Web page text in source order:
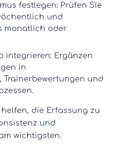
festlegen: Prüfen Sie
und
monatlich oder
integrieren: Ergänzen
in
Trainerbewertungen und
helfen, die Erfassung zu
und
wichtigsten.